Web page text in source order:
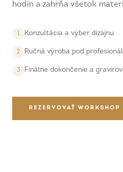
hodín a zahŕňa všetok
1 Konzultácia a výber dizajnu
2 Ručná výroba pod
3 Finálne dokončenie a
REZERVOVAŤ WORKSHOP